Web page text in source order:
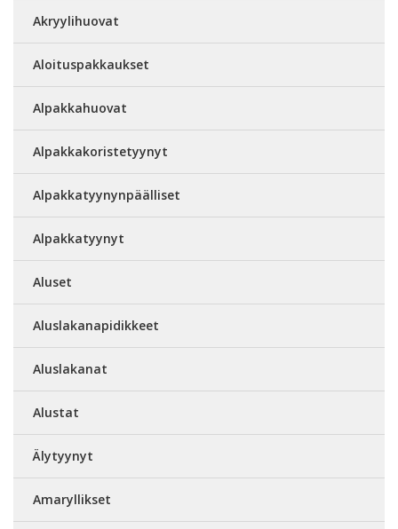
Akryylihuovat
Aloituspakkaukset
Alpakkahuovat
Alpakkakoristetyynyt
Alpakkatyynynpäälliset
Alpakkatyynyt
Aluset
Aluslakanapidikkeet
Aluslakanat
Alustat
Älytyynyt
Amaryllikset